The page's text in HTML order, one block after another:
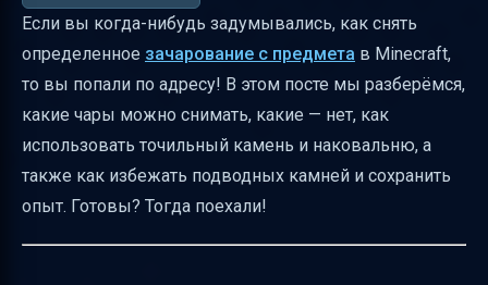
Какие чары нельзя снять точильным
камнем
Что возвращает точильный камень при
снятии чар и как рассчитывается опыт
Где найти точильный камень и как сделать
самому
Как снять чары с предмета пошагово
Если вы когда-нибудь задумывались, как снять
определенное зачарование с предмета в Minecraft,
то вы попали по адресу! В этом посте мы разберёмся,
какие чары можно снимать, какие — нет, как
использовать точильный камень и наковальню, а
также как избежать подводных камней и сохранить
опыт. Готовы? Тогда поехали!